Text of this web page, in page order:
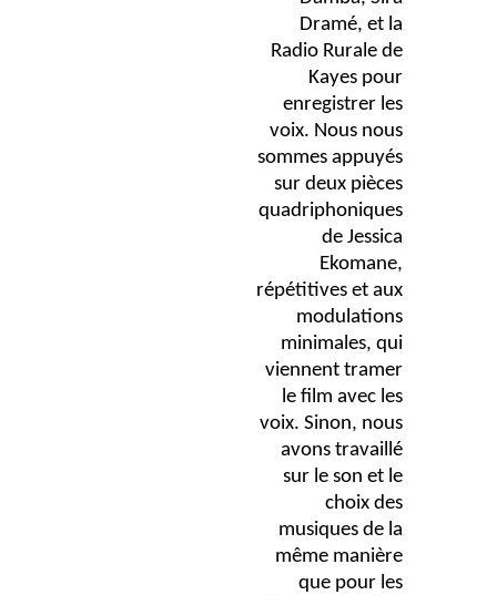
Dramé, et la
Radio Rurale de
Kayes pour
enregistrer les
voix. Nous nous
sommes appuyés
sur deux pièces
quadriphoniques
de Jessica
Ekomane,
répétitives et aux
modulations
minimales, qui
viennent tramer
le film avec les
voix. Sinon, nous
avons travaillé
sur le son et le
choix des
musiques de la
même manière
que pour les